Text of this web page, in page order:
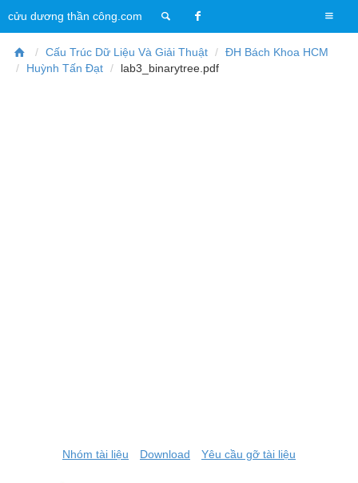
T
o
g
cửu dương thần công.com
Cấu Trúc Dữ Liệu Và Giải Thuật
ĐH Bách Khoa HCM
Huỳnh Tấn Đạt
lab3_binarytree.pdf
Nhóm tài liệu Download Yêu cầu gỡ tài liệu